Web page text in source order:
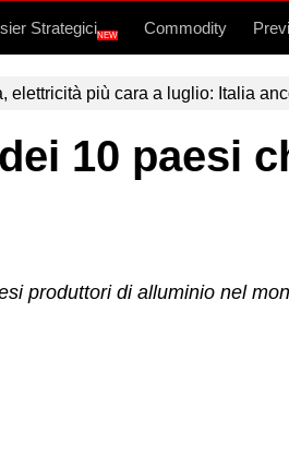
StrategiciNEW Commodity
elettricità più cara a luglio: Italia
10 paesi
produttori di alluminio nel